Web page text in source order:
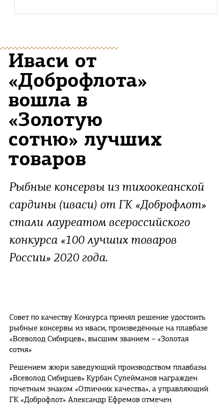
Иваси от
«Доброфлота»
вошла в
«Золотую
сотню» лучших
товаров
Рыбные консервы из тихоокеанской
сардины (иваси) от ГК «Доброфлот»
стали лауреатом всероссийского
конкурса «100 лучших товаров
России» 2020 года.
Совет по качеству Конкурса принял решение удостоить
рыбные консервы из иваси, произведённые на плавбазе
«Всеволод Сибирцев», высшим званием – «Золотая
сотня»
Решением жюри заведующий производством плавбазы
«Всеволод Сибирцев» Курбан Сулейманов награжден
почетным знаком «Отличник качества», а управляющий
ГК «Доброфлот» Александр Ефремов отмечен